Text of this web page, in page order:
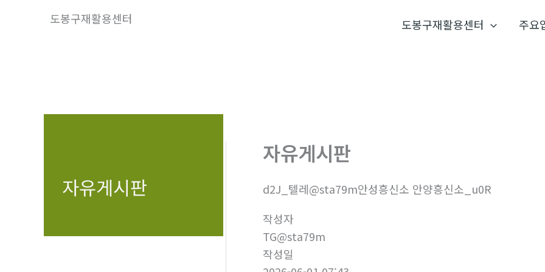
도봉구재활용센터 도봉구재활용센터 주요
자유게시판
자유게시판
d2J_텔레@sta79m안성흥신소 안양흥신소_u0R
작성자
TG@sta79m
작성일